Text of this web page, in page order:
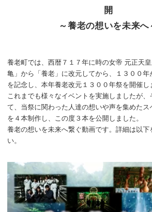
開
～養老の想いを未来へ
養老町では、西暦７１７年に時の女帝 元正天
亀」から「養老」に改元してから、１３００年
を記念し、本年養老改元１３００年祭を開催し
これまでも様々なイベントを実施しましたが、
て、当祭に関わった人達の想いや声を集めたス
を４本制作し、この度３本を公開しました。
養老の想いを未来へ繋ぐ動画です。詳細は以下
い。